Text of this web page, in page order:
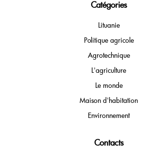
Catégories
Lituanie
Politique agricole
Agrotechnique
L'agriculture
Le monde
Maison d'habitation
Environnement
Contacts